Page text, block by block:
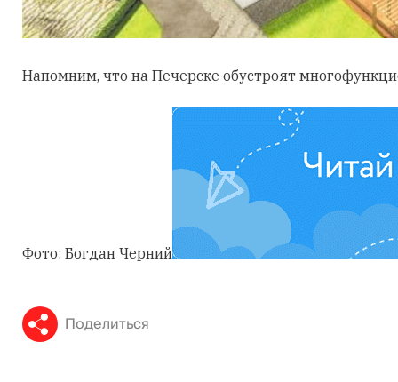
Напомним, что на Печерске обустроят
Фото: Богдан Черний
Поделиться